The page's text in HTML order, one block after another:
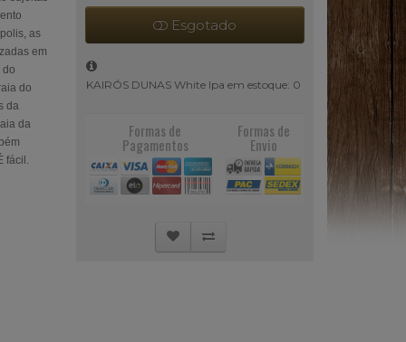
as
em
do
do
da
da
fácil.
Esgotado
KAIRÓS DUNAS White Ipa em estoque: 0
Formas de
Pagamentos
Formas de
Envio